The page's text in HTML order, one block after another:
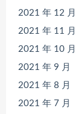
2021 年 12 月
2021 年 11 月
2021 年 10 月
2021 年 9 月
2021 年 8 月
2021 年 7 月